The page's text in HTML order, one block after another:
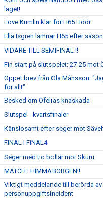
laget!
Love Kumlin klar för H65 Höör
Ella Isgren lämnar H65 efter
VIDARE TILL SEMIFINAL !!
Fin start på slutspelet: 27-25 mot
Öppet brev från Ola Månsson:
för allt"
Besked om Ofelias knäskada
Slutspel - kvartsfinaler
Känslosamt efter seger mot
FINAL i FINAL4
Seger med tio bollar mot Skuru
MATCH I HIMMABORGEN!!
Viktigt meddelande till berörda
personuppgiftsincident